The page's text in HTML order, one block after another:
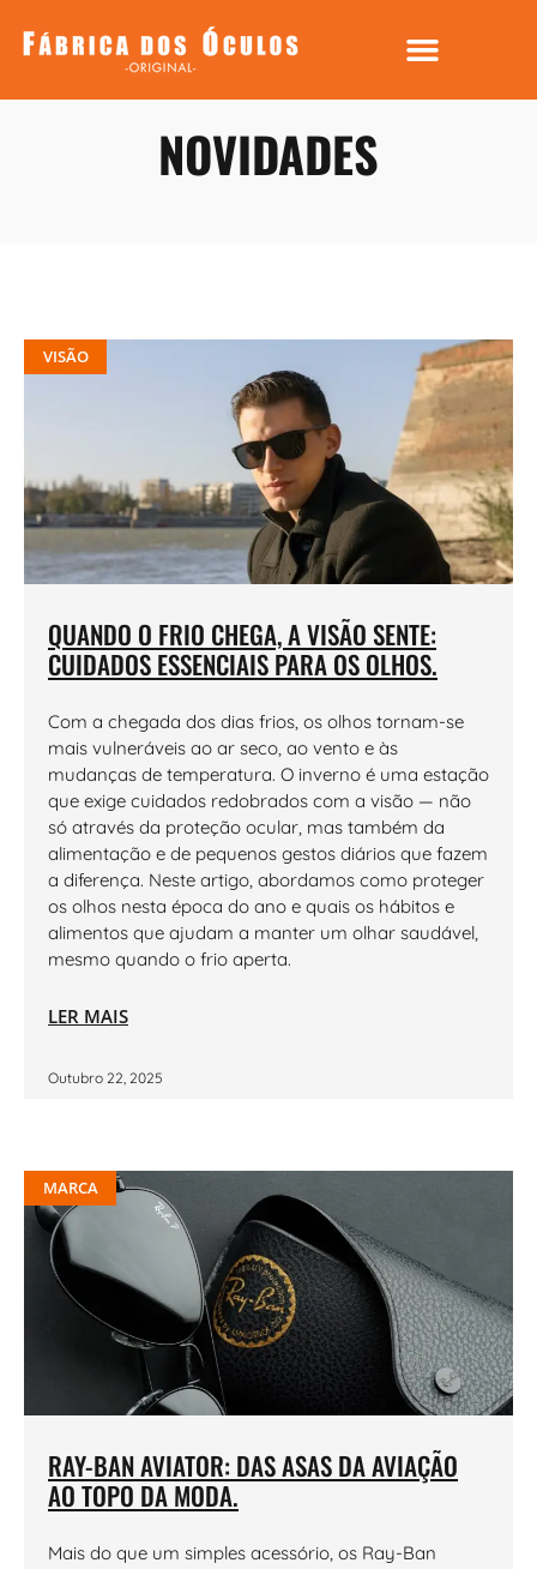
NOVIDADES
VISÃO
QUANDO O FRIO CHEGA, A VISÃO SENTE:
CUIDADOS ESSENCIAIS PARA OS OLHOS.
Com a chegada dos dias frios, os olhos tornam-se
mais vulneráveis ao ar seco, ao vento e às
mudanças de temperatura. O inverno é uma estação
que exige cuidados redobrados com a visão — não
só através da proteção ocular, mas também da
alimentação e de pequenos gestos diários que fazem
a diferença. Neste artigo, abordamos como proteger
os olhos nesta época do ano e quais os hábitos e
alimentos que ajudam a manter um olhar saudável,
mesmo quando o frio aperta.
LER MAIS
Outubro 22, 2025
MARCA
RAY-BAN AVIATOR: DAS ASAS DA AVIAÇÃO
AO TOPO DA MODA.
Mais do que um simples acessório, os Ray-Ban